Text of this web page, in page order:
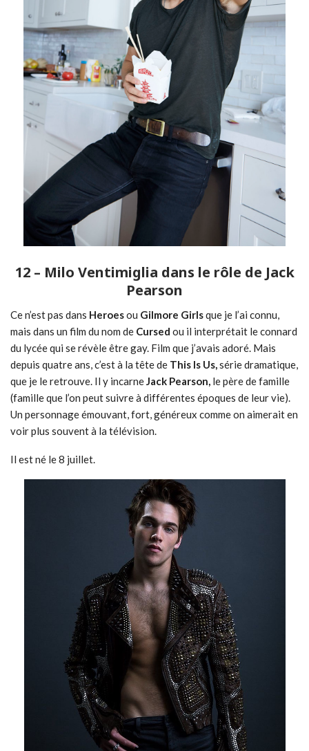
12 – Milo Ventimiglia dans le rôle de Jack
Pearson
Ce n’est pas dans Heroesou Gilmore Girlsque je l’ai connu,
mais dans un film du nom de Cursed ou il interprétait le connard
du lycée qui se révèle être gay. Film que j’avais adoré. Mais
depuis quatre ans, c’est à la tête de This Is Us,série dramatique,
que je le retrouve. Il y incarneJack Pearson, le père de famille
(famille que l’on peut suivre à différentes époques de leur vie).
Un personnage émouvant, fort, généreux comme on aimerait en
voir plus souvent à la télévision.
Il est né le 8 juillet.